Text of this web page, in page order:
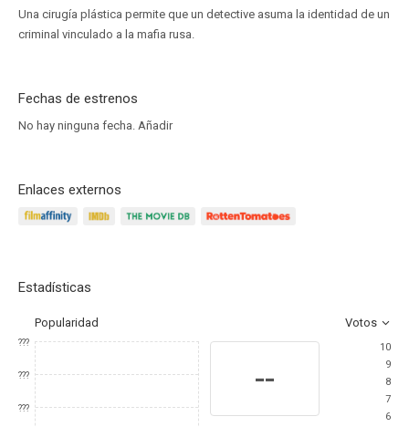
Una cirugía plástica permite que un detective asuma la identidad de un
criminal vinculado a la mafia rusa.
Fechas de estrenos
No hay ninguna fecha. Añadir
Enlaces externos
Estadísticas
Popularidad Votos
???
???
???
--
10
9
8
7
6